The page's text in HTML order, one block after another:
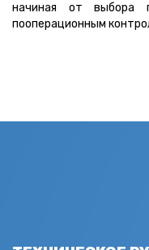
начиная от выбора
пооперационным